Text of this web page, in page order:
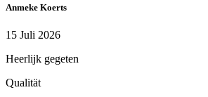
Anmeke Koerts
15 Juli 2026
Heerlijk gegeten
Qualität